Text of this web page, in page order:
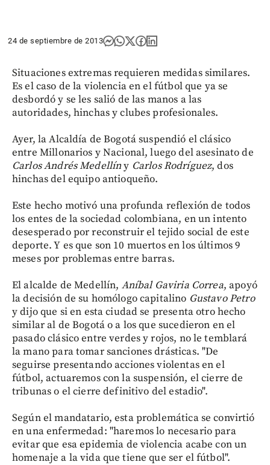
24 de septiembre de 2013
Situaciones extremas requieren medidas similares.
Es el caso de la violencia en el fútbol que ya se
desbordó y se les salió de las manos a las
autoridades, hinchas y clubes profesionales.
Ayer, la Alcaldía de Bogotá suspendió el clásico
entre Millonarios y Nacional, luego del asesinato de
Carlos Andrés Medellíny Carlos Rodríguez, dos
hinchas del equipo antioqueño.
Este hecho motivó una profunda reflexión de todos
los entes de la sociedad colombiana, en un intento
desesperado por reconstruir el tejido social de este
deporte. Y es que son 10 muertos en los últimos 9
meses por problemas entre barras.
El alcalde de Medellín, Aníbal Gaviria Correa, apoyó
la decisión de su homólogo capitalino Gustavo Petro
y dijo que si en esta ciudad se presenta otro hecho
similar al de Bogotá o a los que sucedieron en el
pasado clásico entre verdes y rojos, no le temblará
la mano para tomar sanciones drásticas. "De
seguirse presentando acciones violentas en el
fútbol, actuaremos con la suspensión, el cierre de
tribunas o el cierre definitivo del estadio".
Según el mandatario, esta problemática se convirtió
en una enfermedad: "haremos lo necesario para
evitar que esa epidemia de violencia acabe con un
homenaje a la vida que tiene que ser el fútbol".